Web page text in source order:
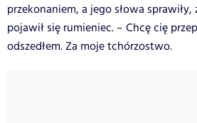
przekonaniem, a jego słowa
pojawił się rumieniec. – Chcę cię
odszedłem. Za moje tchórzostwo.